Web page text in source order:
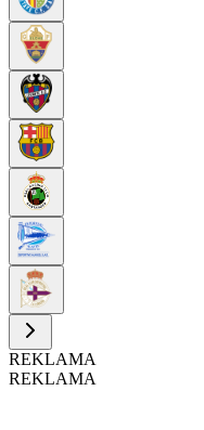
REKLAMA
REKLAMA